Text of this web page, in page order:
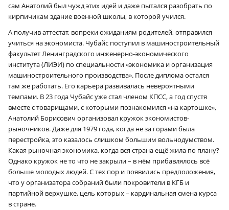
сам Анатолий был чужд этих идей и даже пытался разобрать по
кирпичикам здание военной школы, в которой учился.
А получив аттестат, вопреки ожиданиям родителей, отправился
учиться на экономиста. Чубайс поступил в машиностроительный
факультет Ленинградского инженерно-экономического
института (ЛИЭИ) по специальности «экономика и организация
машиностроительного производства». После диплома остался
там же работать. Его карьера развивалась невероятными
темпами. В 23 года Чубайс уже стал членом КПСС, а год спустя
вместе с товарищами, с которыми познакомился «на картошке»,
Анатолий Борисович организовал кружок экономистов-
рыночников. Даже для 1979 года, когда не за горами была
перестройка, это казалось слишком большим вольнодумством.
Какая рыночная экономика, когда вся страна ещё жила по плану?
Однако кружок не то что не закрыли – в нём прибавлялось всё
больше молодых людей. С тех пор и появились предположения,
что у организатора собраний были покровители в КГБ и
партийной верхушке, цель которых – кардинальная смена курса
в стране.